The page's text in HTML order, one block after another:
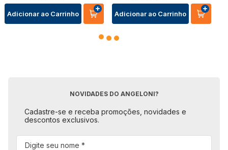
Adicionar ao Carrinho Adicionar ao Carrinho
NOVIDADES DO ANGELONI?
Cadastre-se e receba promoções, novidades e
descontos exclusivos.